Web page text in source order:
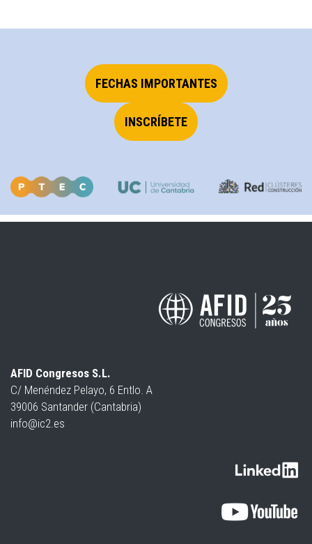
FECHAS IMPORTANTES
INSCRÍBETE
AFID Congresos S.L.
C/ Menéndez Pelayo, 6 Entlo. A
39006 Santander (Cantabria)
info@ic2.es